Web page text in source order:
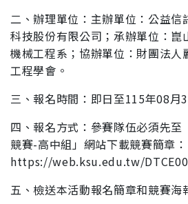
二、辦理單位：主辦單位：公益信
科技股份有限公司；承辦單位：崑
機械工程系；協辦單位：財團法人
工程學會。
三、報名時間：即日至115年08月
四、報名方式：參賽隊伍必須先
競賽-高中組」網站下載競賽簡章：
https://web.ksu.edu.tw/
五、檢送本活動報名簡章和競賽海